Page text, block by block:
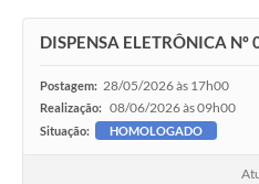
DISPENSA ELETRÔNICA
Postagem: 28/05/2026 às 17h00
Realização: 08/06/2026 às 09h00
Situação: HOMOLOGADO